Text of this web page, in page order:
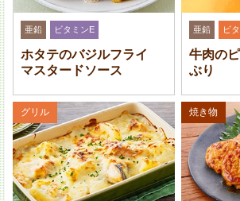
亜鉛 ビタミンE
ホタテのバジルフライ
マスタードソース
亜鉛 ビ
牛肉の
ぶり
グリル 焼き物